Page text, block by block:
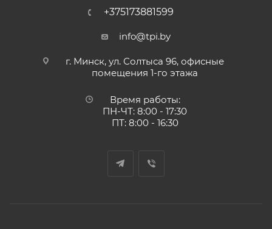
+375173881599
info@tpi.by
г. Минск, ул. Солтыса 96, офисные
помещения 1-го этажа
Время работы:
ПН-ЧТ: 8:00 - 17:30
ПТ: 8:00 - 16:30